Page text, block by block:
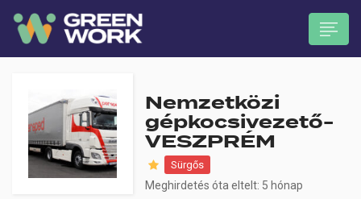
submenu (Munkavállalóknak)
Nemzetközi
gépkocsivezető-
VESZPRÉM
Sürgős
Meghirdetés óta eltelt: 5 hónap